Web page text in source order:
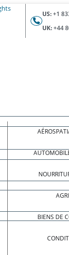
US:+1
UK:+44
BIENS DE